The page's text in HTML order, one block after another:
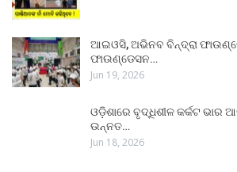
ଆଇଓସି, ଅଭିନବ ବିନ୍ଦ୍ରା
ଫାଉଣ୍ଡେସନ…
Jun 19, 2026
ଓଡ଼ିଶାରେ ବୃଦ୍ଧିଶୀଳ କର୍କଟ ଭାର
ଉନ୍ନତ…
Jun 18, 2026